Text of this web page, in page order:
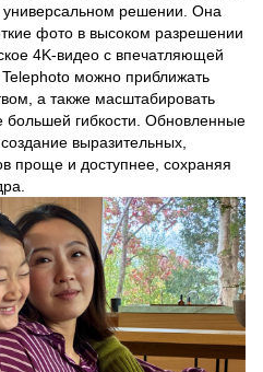
решении. Она
фото в высоком разрешении
4K-видео с впечатляющей
можно приближать
а также масштабировать
гибкости. Обновленные
выразительных,
проще и доступнее, сохраняя